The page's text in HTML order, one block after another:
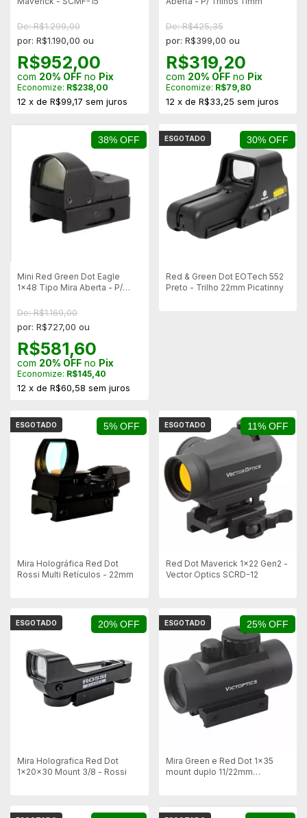
De: R$1.299,00
por: R$1.190,00 ou
R$952,00
com 20% OFF no Pix
Economize: R$238,00
12 x de R$99,17 sem juros
De: R$425,35
por: R$399,00 ou
R$319,20
com 20% OFFno Pix
Economize: R$79,80
12 x de R$33,25 sem juros
38% OFF
Mini Red Green Dot Eagle
1x48 Tipo Mira Aberta - P/
De: R$1.169,00
por: R$727,00 ou
R$581,60
com 20% OFF no Pix
Economize: R$145,40
12 x de R$60,58 sem juros
30% OFF
ESGOTADO
Red & Green Dot EOTech 552
Preto - Trilho 22mm Picatinny
5% OFF
ESGOTADO
Mira Holográfica Red Dot
Rossi Multi Retículos - 22mm
11% OFF
ESGOTADO
Red Dot Maverick 1x22 Gen2 -
Vector Optics SCRD-12
20% OFF
ESGOTADO
Mira Holografica Red Dot
1x20x30 Mount 3/8 - Rossi
25% OFF
ESGOTADO
Mira Green e Red Dot 1×35
mount duplo 11/22mm